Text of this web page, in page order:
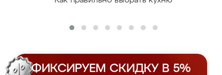
ФИКСИРУЕМ СКИДКУ В 5%